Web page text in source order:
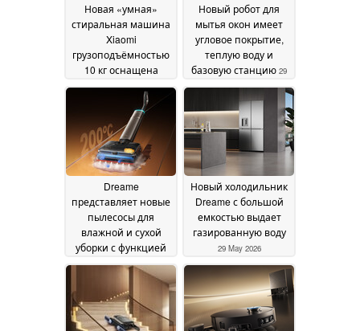
Новая «умная»
стиральная машина
Xiaomi
грузоподъёмностью
10 кг оснащена
встроенной
технологией
электролиза09 July
2026
Новый робот для
мытья окон имеет
угловое покрытие,
теплую воду и
базовую станцию 29
May 2026
Dreame
представляет новые
пылесосы для
влажной и сухой
уборки с функцией
стерилизации
горячей водой и
паром: первая
модель поступила в
продажу29 May 2026
Новый холодильник
Dreame с большой
емкостью выдает
газированную воду
29 May 2026